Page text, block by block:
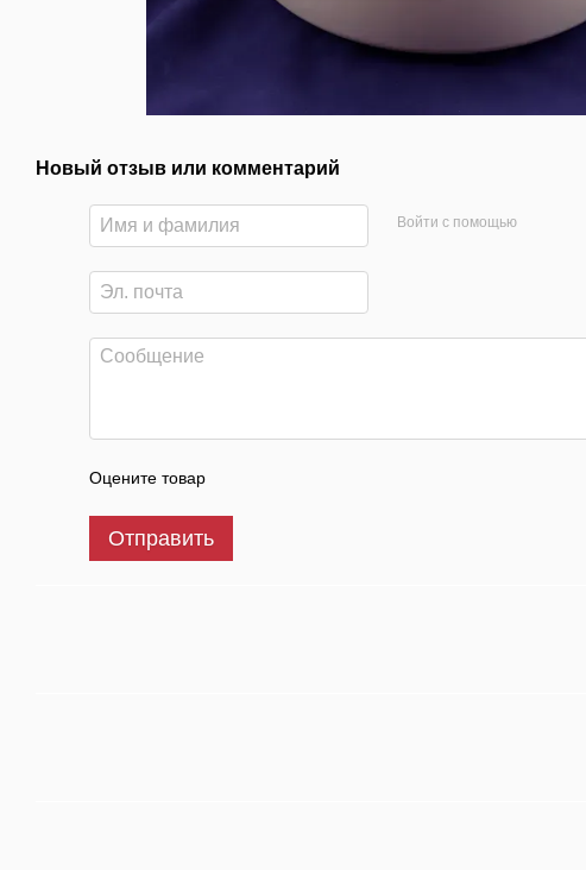
Новый отзыв или комментарий
Войти с помощью
Оцените товар
Отправить